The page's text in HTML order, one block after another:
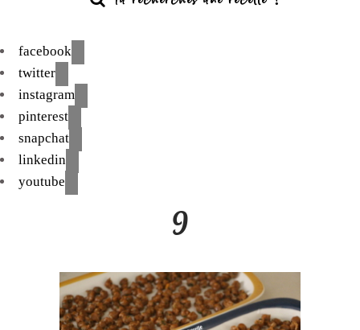
facebook
twitter
instagram
pinterest
snapchat
linkedin
youtube
9